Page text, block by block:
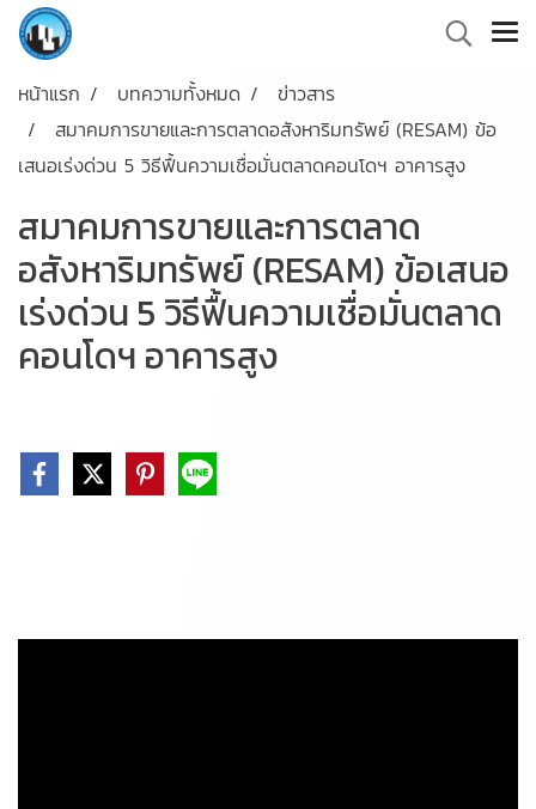
หน้าแรก บทความทั้งหมด
ข่าวสาร
สมาคมการขายและการตลาดอสังหาริมทรัพย์ (RESAM) ข้อ
เสนอเร่งด่วน 5 วิธีฟื้นความเชื่อมั่นตลาดคอนโดฯ อาคารสูง
สมาคมการขายและการตลาด
อสังหาริมทรัพย์ (RESAM) ข้อเสนอ
เร่งด่วน 5 วิธีฟื้นความเชื่อมั่นตลาด
คอนโดฯ อาคารสูง